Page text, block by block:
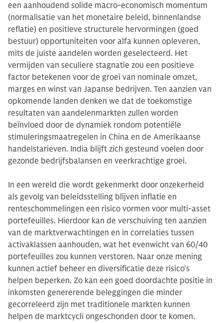
een aanhoudend solide macro-economisch momentum
(normalisatie van het monetaire beleid, binnenlandse
reflatie) en positieve structurele hervormingen (goed
bestuur) opportuniteiten voor alfa kunnen opleveren,
mits de juiste aandelen worden geselecteerd. Het
vermijden van seculiere stagnatie zou een positieve
factor betekenen voor de groei van nominale omzet,
marges en winst van Japanse bedrijven. Ten aanzien van
opkomende landen denken we dat de toekomstige
resultaten van aandelenmarkten zullen worden
beïnvloed door de dynamiek rondom potentiële
stimuleringsmaatregelen in China en de Amerikaanse
handelstarieven. India blijft zich gesteund voelen door
gezonde bedrijfsbalansen en veerkrachtige groei.
In een wereld die wordt gekenmerkt door onzekerheid
als gevolg van beleidsstelling blijven inflatie en
renteschommelingen een risico vormen voor multi-asset
portefeuilles. Hierdoor kan de verschuiving ten aanzien
van de marktverwachtingen en in correlaties tussen
activaklassen aanhouden, wat het evenwicht van 60/40
portefeuilles zou kunnen verstoren. Naar onze mening
kunnen actief beheer en diversificatie deze risico's
helpen beperken. Zo kan een goed doordachte positie in
inkomsten genererende beleggingen die minder
gecorreleerd zijn met traditionele markten kunnen
helpen de marktcycli ongeschonden door te komen.